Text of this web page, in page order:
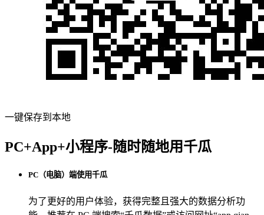
一键保存到本地
PC+App+小程序-随时随地用千瓜
PC（电脑）端使用千瓜
为了更好的用户体验，获得完整且强大的数据分析功